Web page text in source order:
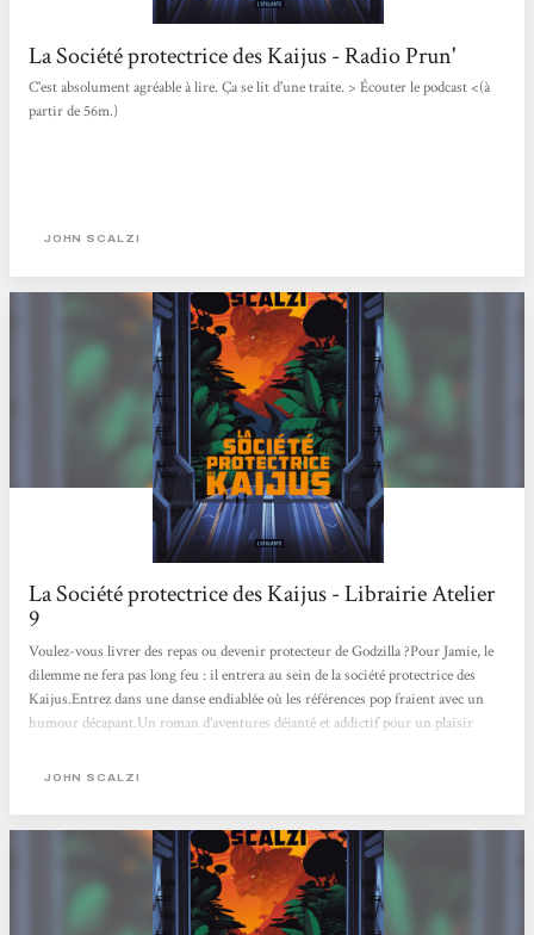
La Société protectrice des Kaijus - Radio Prun'
C'est absolument agréable à lire. Ça se lit d'une traite. > Écouter le podcast <(à
partir de 56m.)
JOHN SCALZI
La Société protectrice des Kaijus - Librairie Atelier
9
Voulez-vous livrer des repas ou devenir protecteur de Godzilla ?Pour Jamie, le
dilemme ne fera pas long feu : il entrera au sein de la société protectrice des
Kaijus.Entrez dans une danse endiablée où les références pop fraient avec un
humour décapant.Un roman d’aventures déjanté et addictif pour un plaisir
JOHN SCALZI